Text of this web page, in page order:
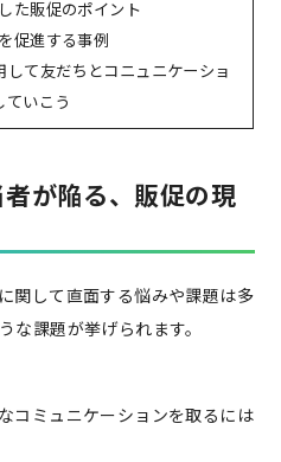
た販促のポイント
促進する事例
て友だちとコニュニケーショ
ていこう
が陥る、販促の現
関して直面する悩みや課題は多
な課題が挙げられます。
コミュニケーションを取るには